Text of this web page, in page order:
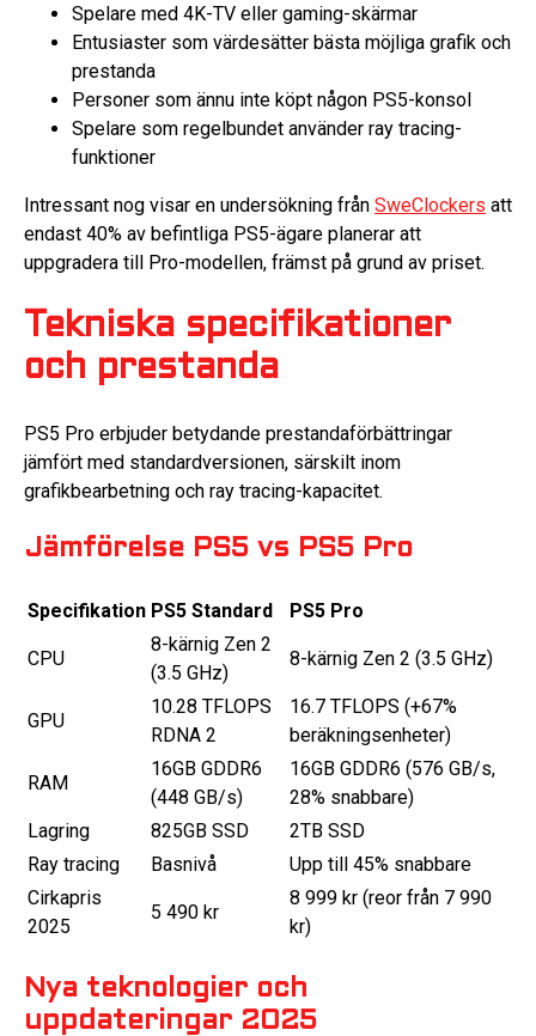
Spelare med 4K-TV eller gaming-skärmar
Entusiaster som värdesätter bästa möjliga grafik och
prestanda
Personer som ännu inte köpt någon PS5-konsol
Spelare som regelbundet använder ray tracing-
funktioner
Intressant nog visar en undersökning från SweClockers att
endast 40% av befintliga PS5-ägare planerar att
uppgradera till Pro-modellen, främst på grund av priset.
Tekniska specifikationer
och prestanda
PS5 Pro erbjuder betydande prestandaförbättringar
jämfört med standardversionen, särskilt inom
grafikbearbetning och ray tracing-kapacitet.
Jämförelse PS5 vs PS5 Pro
Specifikation PS5 Standard PS5 Pro
CPU
8-kärnig Zen 2
(3.5 GHz)
8-kärnig Zen 2 (3.5 GHz)
GPU
10.28 TFLOPS
RDNA 2
16.7 TFLOPS (+67%
beräkningsenheter)
RAM
16GB GDDR6
(448 GB/s)
16GB GDDR6 (576 GB/s,
28% snabbare)
Lagring
825GB SSD
2TB SSD
Ray tracing
Basnivå
Upp till 45% snabbare
Cirkapris
2025
5 490 kr
8 999 kr (reor från 7 990
kr)
Nya teknologier och
uppdateringar 2025